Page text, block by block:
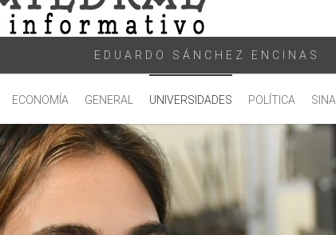
EDUARDO SÁNCHEZ ENCINAS
ECONOMÍA GENERAL UNIVERSIDADES POLÍTICA